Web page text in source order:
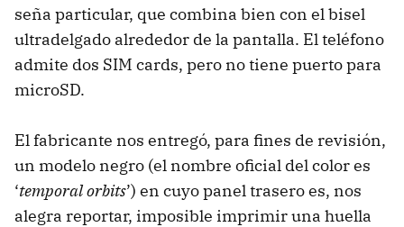
seña particular, que combina bien con el bisel
ultradelgado alrededor de la pantalla. El teléfono
admite dos SIM cards, pero no tiene puerto para
microSD.
El fabricante nos entregó, para fines de revisión,
un modelo negro (el nombre oficial del color es
‘temporal orbits’) en cuyo panel trasero es, nos
alegra reportar, imposible imprimir una huella